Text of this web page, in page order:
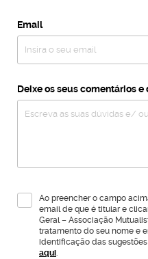
Email
Deixe os seus comentários
Ao preencher o campo
email de que é titular e
Geral – Associação
tratamento do seu nome e
identificação das
aqui.